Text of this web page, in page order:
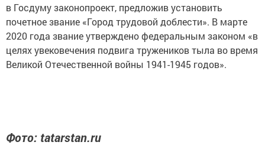
в Госдуму законопроект, предложив установить
почетное звание «Город трудовой доблести». В марте
2020 года звание утверждено федеральным законом «в
целях увековечения подвига тружеников тыла во время
Великой Оте­чественной войны 1941-1945 годов».
Фото: tatarstan.ru